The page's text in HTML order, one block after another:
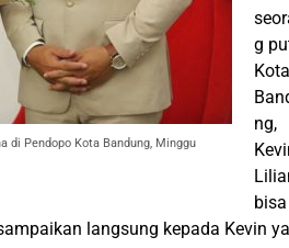
di Pendopo Kota Bandung, Minggu
g
Kota
ng,
bisa
langsung kepada Kevin